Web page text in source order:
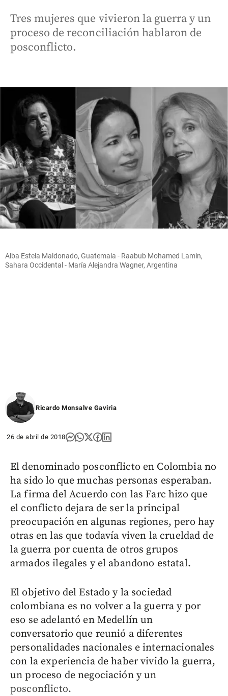
Tres mujeres que vivieron la guerra y un
proceso de reconciliación hablaron de
posconflicto.
Alba Estela Maldonado, Guatemala - Raabub Mohamed Lamin,
Sahara Occidental - María Alejandra Wagner, Argentina
Ricardo Monsalve Gaviria
26 de abril de 2018
El denominado posconflicto en Colombia no
ha sido lo que muchas personas esperaban.
La firma del Acuerdo con las Farc hizo que
el conflicto dejara de ser la principal
preocupación en algunas regiones, pero hay
otras en las que todavía viven la crueldad de
la guerra por cuenta de otros grupos
armados ilegales y el abandono estatal.
El objetivo del Estado y la sociedad
colombiana es no volver a la guerra y por
eso se adelantó en Medellín un
conversatorio que reunió a diferentes
personalidades nacionales e internacionales
con la experiencia de haber vivido la guerra,
un proceso de negociación y un
posconflicto.